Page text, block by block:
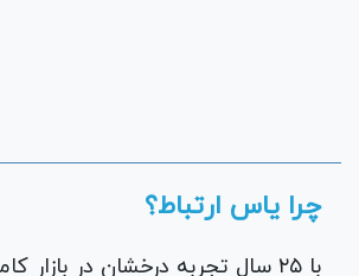
چرا یاس ارتباط؟
با ۲۵ سال تجربه درخشان در بازار کامپیوتر تهران، یاس ارتباط به عنوان یک فروشگاه اینترنتی کالای دیجیتال،